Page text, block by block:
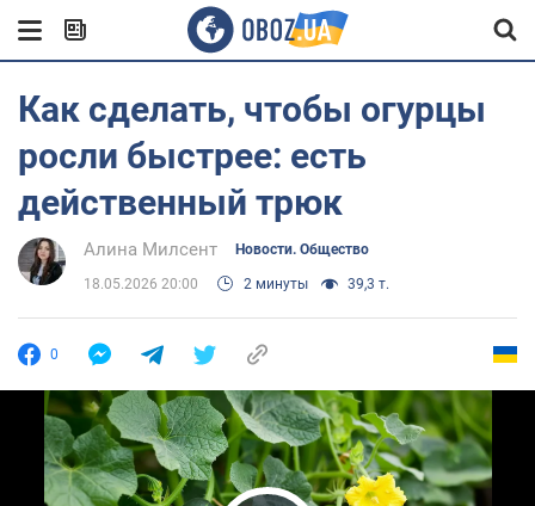
Как сделать, чтобы огурцы
росли быстрее: есть
действенный трюк
Алина Милсент Новости. Общество
18.05.2026 20:00 2 минуты 39,3 т.
0